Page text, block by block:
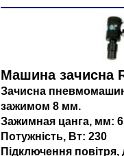
Машина зачисна
Зачисна
зажимом 8 мм.
Зажимная цанга, мм: 6
Потужність, Вт: 230
Підключення